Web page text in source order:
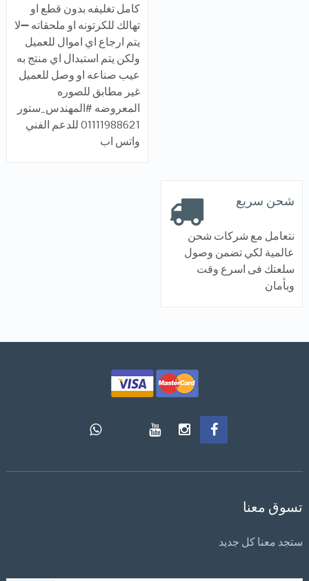
كامل تغليفه بدون قطع او
تهالك للكرتونه او ملحقاته ➖لا
يتم ارجاع اي اموال للعميل
ولكن يتم استبدال اي منتج به
عيب صناعه او وصل للعميل
غير مطابق للصوره
المعروضه #المهندس_ستور
01111988621 للدعم الفني
واتس اب
شحن سريع
نتعامل مع شركات شحن
عالمية لكي تضمن وصول
سلعتك فى اسرع وقت
وبأمان
تسوق معنا
ستجد معنا كل جديد